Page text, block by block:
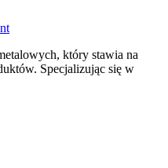
który stawia na
Specjalizując się w